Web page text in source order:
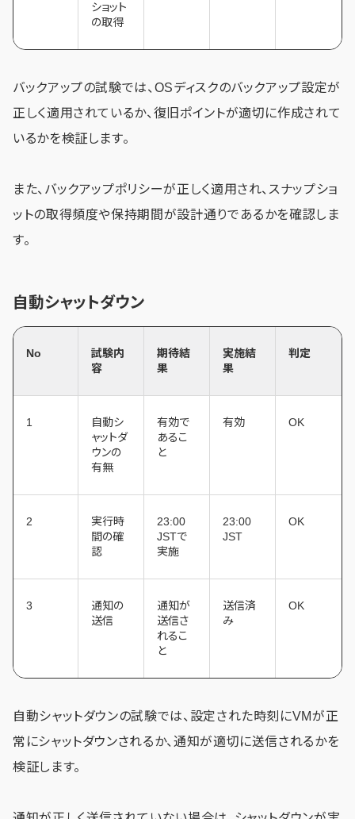
ショット
の取得
バックアップの試験では、OSディスクのバックアップ設定が
正しく適用されているか、復旧ポイントが適切に作成されて
いるかを検証します。
また、バックアップポリシーが正しく適用され、スナップショ
ットの取得頻度や保持期間が設計通りであるかを確認しま
す。
自動シャットダウン
No
試験内
容
期待結
果
実施結
果
判定
1
自動シ
ャットダ
ウンの
有無
有効で
あるこ
と
有効 OK
2
実行時
間の確
認
23:00
JSTで
実施
23:00
JST
OK
3
通知の
送信
通知が
送信さ
れるこ
と
送信済
み
OK
自動シャットダウンの試験では、設定された時刻にVMが正
常にシャットダウンされるか、通知が適切に送信されるかを
検証します。